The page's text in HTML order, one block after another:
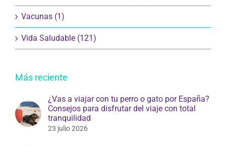
Vacunas (1)
Vida Saludable (121)
Más reciente
¿Vas a viajar con tu perro o gato por España?
Consejos para disfrutar del viaje con total
tranquilidad
23 julio 2026